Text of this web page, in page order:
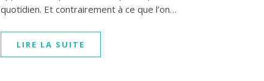
quotidien. Et contrairement à ce que l’on…
LIRE LA SUITE